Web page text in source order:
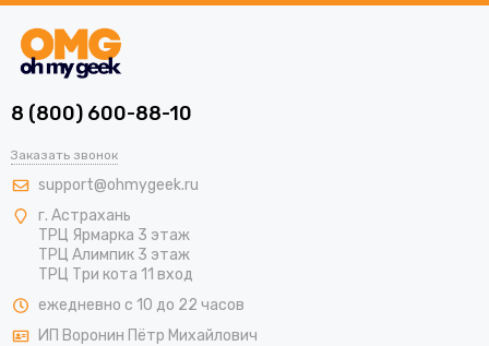
8 (800) 600-88-10
Заказать звонок
support@ohmygeek.ru
г. Астрахань
ТРЦ Ярмарка 3 этаж
ТРЦ Алимпик 3 этаж
ТРЦ Три кота 11 вход
ежедневно с 10 до 22 часов
ИП Воронин Пётр Михайлович